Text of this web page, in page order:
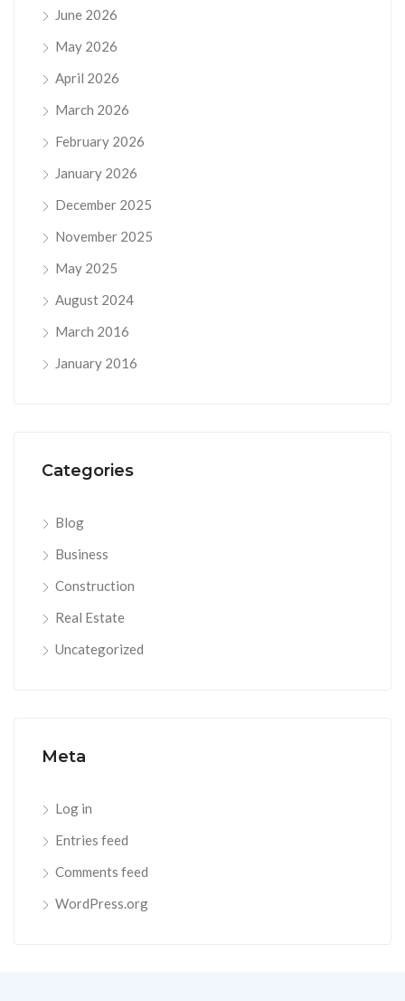
June 2026
May 2026
April 2026
March 2026
February 2026
January 2026
December 2025
November 2025
May 2025
August 2024
March 2016
January 2016
Categories
Blog
Business
Construction
Real Estate
Uncategorized
Meta
Log in
Entries feed
Comments feed
WordPress.org